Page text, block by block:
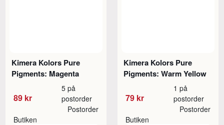
Kimera Kolors Pure
Pigments: Magenta
89 kr
5 på
postorder
Butiken
Postorder
Kimera Kolors Pure
Pigments: Warm Yellow
79 kr
1 på
postorder
Butiken
Postorder